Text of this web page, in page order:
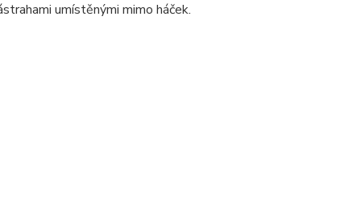
umístěnými mimo háček.